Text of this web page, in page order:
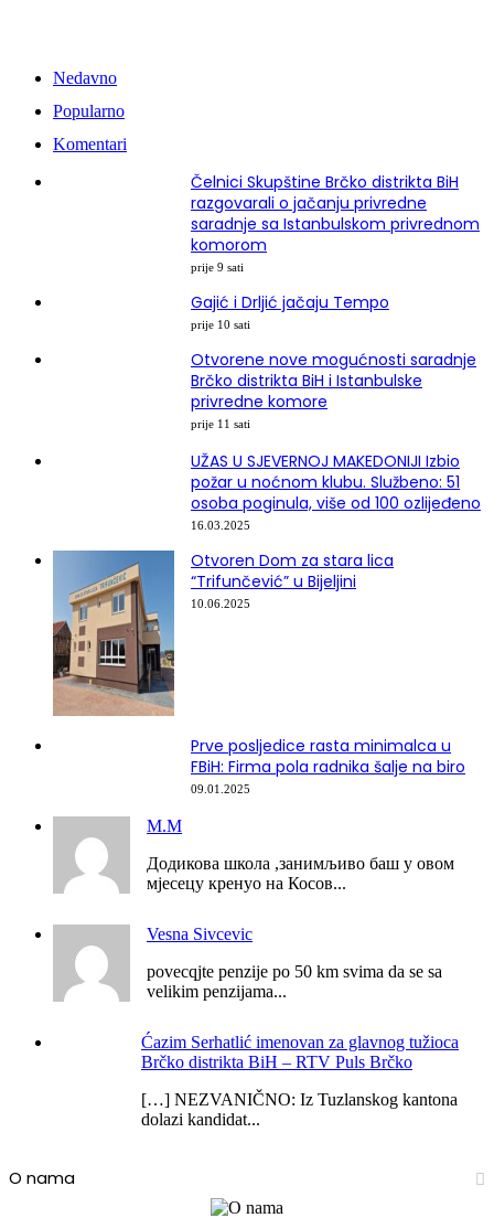
Nedavno
Popularno
Komentari
Čelnici Skupštine Brčko distrikta BiH
razgovarali o jačanju privredne
saradnje sa Istanbulskom privrednom
komorom
prije 9 sati
Gajić i Drljić jačaju Tempo
prije 10 sati
Otvorene nove mogućnosti saradnje
Brčko distrikta BiH i Istanbulske
privredne komore
prije 11 sati
UŽAS U SJEVERNOJ MAKEDONIJI Izbio
požar u noćnom klubu. Službeno: 51
osoba poginula, više od 100 ozlijeđeno
16.03.2025
Otvoren Dom za stara lica
“Trifunčević” u Bijeljini
10.06.2025
Prve posljedice rasta minimalca u
FBiH: Firma pola radnika šalje na biro
09.01.2025
М.М
Додикова школа ,занимљиво баш у овом
мјесецу кренуо на Косов...
Vesna Sivcevic
povecqjte penzije po 50 km svima da se sa
velikim penzijama...
Ćazim Serhatlić imenovan za glavnog tužioca
Brčko distrikta BiH – RTV Puls Brčko
[…] NEZVANIČNO: Iz Tuzlanskog kantona
dolazi kandidat...
O nama